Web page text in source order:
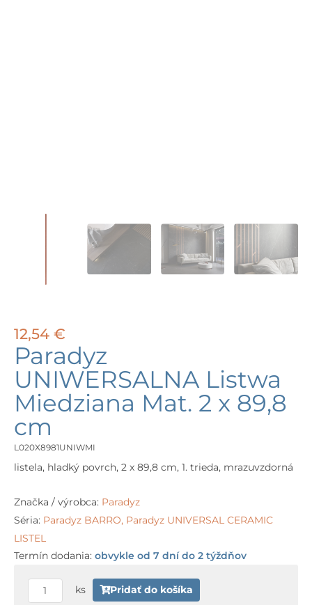
12,54 €
Paradyz
UNIWERSALNA Listwa
Miedziana Mat. 2 x 89,8
cm
L020X8981UNIWMI
listela, hladký povrch, 2 x 89,8 cm, 1. trieda, mrazuvzdorná
Značka / výrobca: Paradyz
Séria: Paradyz BARRO, Paradyz UNIVERSAL CERAMIC
LISTEL
Termín dodania: obvykle od 7 dní do 2 týždňov
Paradyz
ks Pridať do košíka